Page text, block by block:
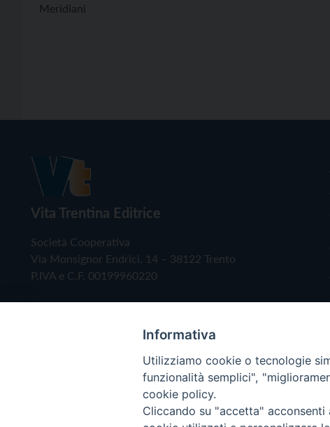
Meridiani
Vita Trentina Editrice
Società Cooperativa
Via Monsignor Endrici, 14 – 38122 Trento
P.IVA e C.F. 00199960220
Informativa
Utilizziamo cookie o tecnologie
funzionalità semplici",
cookie policy.
Cliccando su "accetta"